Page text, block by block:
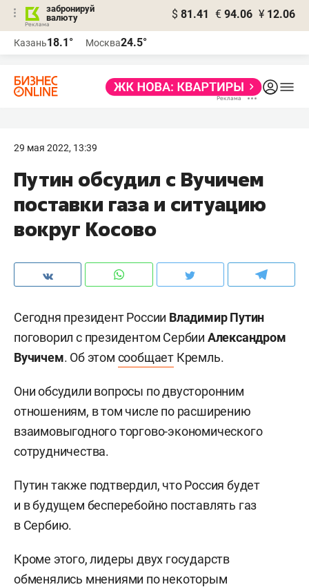
забронируй
валюту
$ 81.41 € 94.06 ¥ 12.06
Казань18.1° Москва24.5°
29 мая 2022, 13:39
Путин обсудил с Вучичем
поставки газа и ситуацию
вокруг Косово
Сегодня президент России Владимир Путин
поговорил с президентом Сербии Александром
Вучичем. Об этом сообщает Кремль.
Они обсудили вопросы по двусторонним
отношениям, в том числе по расширению
взаимовыгодного торгово-экономического
сотрудничества.
Путин также подтвердил, что Россия будет
и в будущем бесперебойно поставлять газ
в Сербию.
Кроме этого, лидеры двух государств
обменялись мнениями по некоторым